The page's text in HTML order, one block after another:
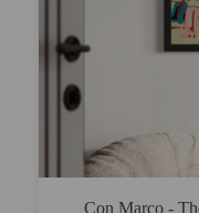
Con Marco -